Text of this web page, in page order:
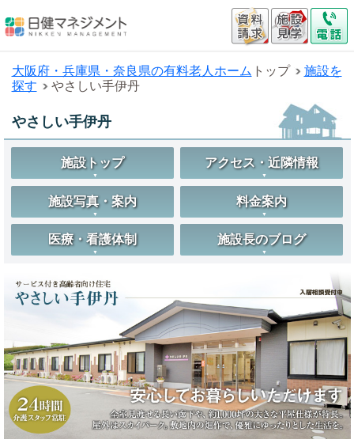
大阪府・兵庫県・奈良県の有料老人ホーム トップ
施設を
探す
やさしい手伊丹
やさしい手伊丹
施設トップ アクセス・近隣情報
施設写真・案内 料金案内
医療・看護体制 施設長のブログ